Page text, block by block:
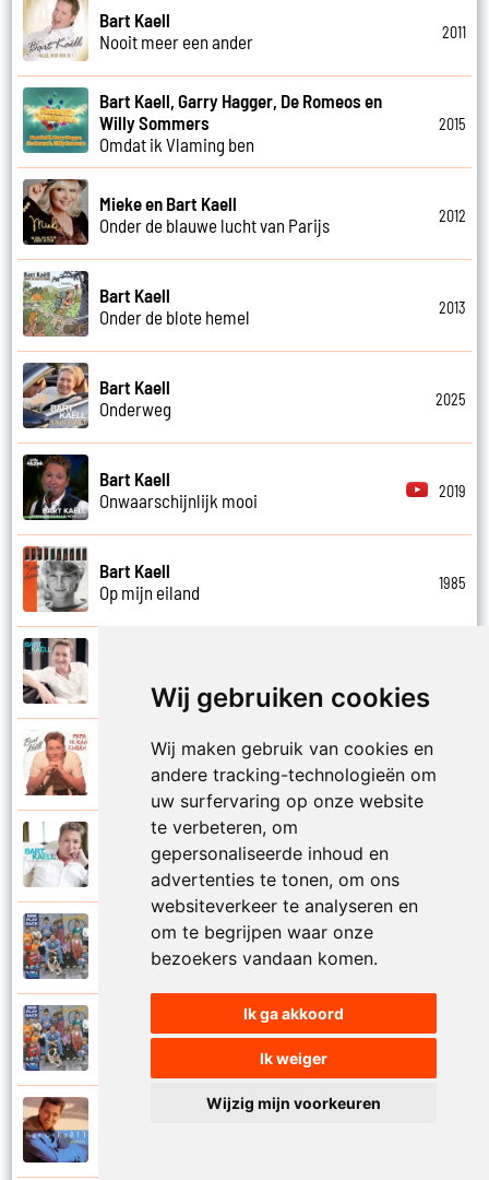
Wij gebruiken cookies
Wij maken gebruik van cookies en
andere tracking-technologieën om
uw surfervaring op onze website
te verbeteren, om
gepersonaliseerde inhoud en
advertenties te tonen, om ons
websiteverkeer te analyseren en
om te begrijpen waar onze
bezoekers vandaan komen.
Ik ga akkoord
Ik weiger
Wijzig mijn voorkeuren
Bart Kaell
Nooit meer een ander
2011
Bart Kaell, Garry Hagger, De Romeos en
Willy Sommers
Omdat ik Vlaming ben
2015
Mieke en Bart Kaell
Onder de blauwe lucht van Parijs
2012
Bart Kaell
Onder de blote hemel
2013
Bart Kaell
Onderweg
2025
Bart Kaell
Onwaarschijnlijk mooi
2019
Bart Kaell
Op mijn eiland
1985
Op mijn fiets
Bart Kaell
Papa ik kan zingen
Bart Kaell
Peizde nog aan mij
Bart Kaell
Playbacken
Bart Kaell